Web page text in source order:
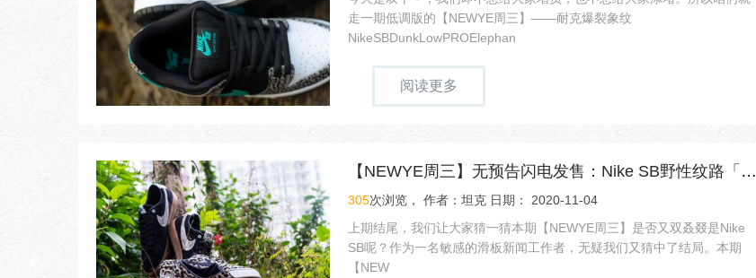
走一期低调版的【NEWYE周三】——耐克爆裂象纹
NikeSBDunkLowPROElephan
阅读更多
【NEWYE周三】无预告闪电发售：Nike SB野性纹路「豹与蛇」
305次浏览， 作者：坦克 日期： 2020-11-04
上期结尾，我们让大家猜一猜本期【NEWYE周三】是否又双叒叕是Nike
SB呢？作为一名敏感的滑板新闻工作者，无疑我们又猜中了结局。本期
【NEW